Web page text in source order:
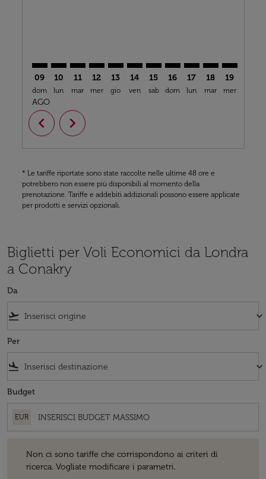
09
dom
AGO
10
lun
11
mar
12
mer
13
gio
14
ven
15
sab
16
dom
17
lun
18
mar
19
mer
chevron_left chevron_right
* Le tariffe riportate sono state raccolte nelle ultime 48 ore e
potrebbero non essere più disponibili al momento della
prenotazione. Tariffe e addebiti addizionali possono essere applicate
per prodotti e servizi opzionali.
Biglietti per Voli Economici da Londra
a Conakry
Da
flight_takeoff keyboard_arrow_down
Per
flight_land keyboard_arrow_down
Budget
EUR
Non ci sono tariffe che corrispondono ai criteri di
ricerca. Vogliate modificare i parametri.